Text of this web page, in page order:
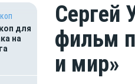
для
на
Сергей
фильм
и мир»